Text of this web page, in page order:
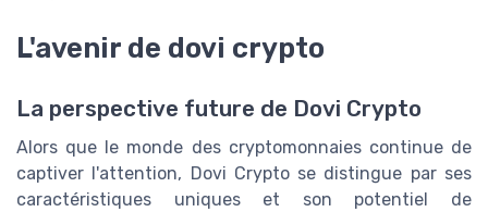
L'avenir de dovi crypto
La perspective future de Dovi Crypto
Alors que le monde des cryptomonnaies continue de
captiver l'attention, Dovi Crypto se distingue par ses
caractéristiques uniques et son potentiel de